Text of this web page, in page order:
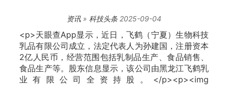
资讯 » 科技头条2025-09-04
<p>天眼查App显示，近日，飞鹤（宁夏）生物科技
乳品有限公司成立，法定代表人为孙建国，注册资本
2亿人民币，经营范围包括乳制品生产、食品销售、
食品生产等。股东信息显示，该公司由黑龙江飞鹤乳
业有限公司全资持股。</p><p><img